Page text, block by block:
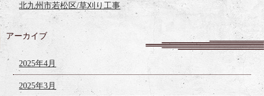
北九州市若松区/草刈り工事
アーカイブ
2025年4月
2025年3月